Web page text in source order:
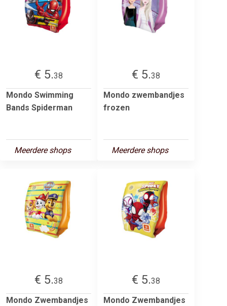
€ 5.38
Mondo Swimming
Bands Spiderman
Meerdere shops
€ 5.38
Mondo zwembandjes
frozen
Meerdere shops
€ 5.38
Mondo Zwembandjes
€ 5.38
Mondo Zwembandjes